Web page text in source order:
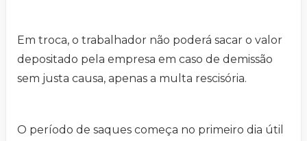
Em troca, o trabalhador não poderá sacar o valor
depositado pela empresa em caso de demissão
sem justa causa, apenas a multa rescisória.
O período de saques começa no primeiro dia útil